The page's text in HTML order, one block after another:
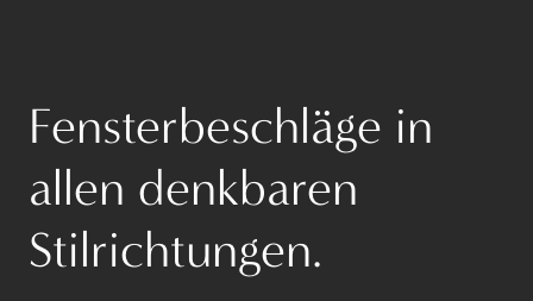
Fensterbeschläge in
allen denkbaren
Stilrichtungen.